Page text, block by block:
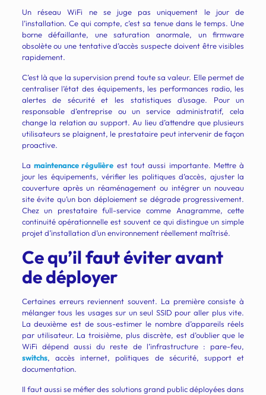
Un réseau WiFi ne se juge pas uniquement le jour de
l’installation. Ce qui compte, c’est sa tenue dans le temps. Une
borne défaillante, une saturation anormale, un firmware
obsolète ou une tentative d’accès suspecte doivent être visibles
rapidement.
C’est là que la supervision prend toute sa valeur. Elle permet de
centraliser l’état des équipements, les performances radio, les
alertes de sécurité et les statistiques d’usage. Pour un
responsable d’entreprise ou un service administratif, cela
change la relation au support. Au lieu d’attendre que plusieurs
utilisateurs se plaignent, le prestataire peut intervenir de façon
proactive.
Lamaintenance régulière est tout aussi importante. Mettre à
jour les équipements, vérifier les politiques d’accès, ajuster la
couverture après un réaménagement ou intégrer un nouveau
site évite qu’un bon déploiement se dégrade progressivement.
Chez un prestataire full-service comme Anagramme, cette
continuité opérationnelle est souvent ce qui distingue un simple
projet d’installation d’un environnement réellement maîtrisé.
Ce qu’il faut éviter avant
de déployer
Certaines erreurs reviennent souvent. La première consiste à
mélanger tous les usages sur un seul SSID pour aller plus vite.
La deuxième est de sous-estimer le nombre d’appareils réels
par utilisateur. La troisième, plus discrète, est d’oublier que le
WiFi dépend aussi du reste de l’infrastructure : pare-feu,
switchs, accès internet, politiques de sécurité, support et
documentation.
Il faut aussi se méfier des solutions grand public déployées dans